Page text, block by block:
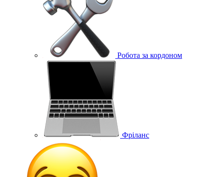
Робота за кордоном
Фріланс